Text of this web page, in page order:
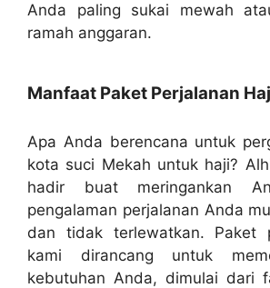
Anda paling sukai mewah
ramah anggaran.
Manfaat Paket Perjalanan
Apa Anda berencana untuk
kota suci Mekah untuk haji?
hadir buat meringankan
pengalaman perjalanan Anda
dan tidak terlewatkan. Paket
kami dirancang untuk
kebutuhan Anda, dimulai dari